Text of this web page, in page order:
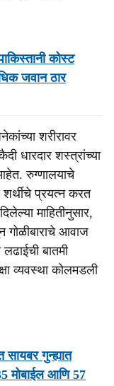
कोस्ट
जवान ठार
शरीरावर
धारदार शस्त्रांच्या
रुग्णालयाचे
शर्थीचे प्रयत्न करत
माहितीनुसार,
गोळीबाराचे आवाज
बातमी
व्यवस्था कोलमडली
गुन्ह्यात
मोबाईल आणि 57